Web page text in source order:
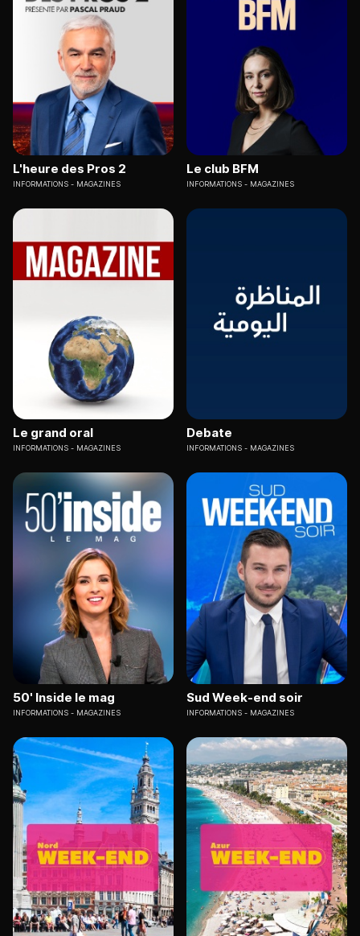
L'heure des Pros 2
INFORMATIONS MAGAZINES
Le club BFM
INFORMATIONS MAGAZINES
Le grand oral
INFORMATIONS MAGAZINES
Debate
INFORMATIONS MAGAZINES
50' Inside le mag
INFORMATIONS MAGAZINES
Sud Week-end soir
INFORMATIONS MAGAZINES